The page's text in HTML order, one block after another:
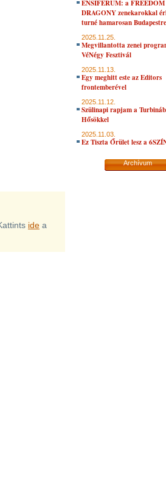
ide a
ENSIFERUM: a
DRAGONY zenekarokkal
turné hamarosan Budapestre
2025.11.25.
Megvillantotta zenei
VéNégy Fesztivál
2025.11.13.
Egy meghitt este az Editors
frontemberével
2025.11.12.
Szülinapi rapjam a
Hősökkel
2025.11.03.
Ez Tiszta Őrület lesz a
Archívum